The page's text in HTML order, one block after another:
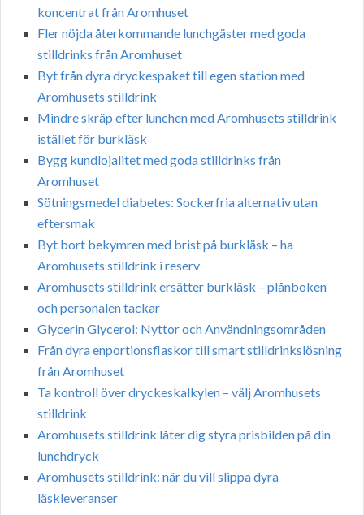
koncentrat från Aromhuset
Fler nöjda återkommande lunchgäster med goda
stilldrinks från Aromhuset
Byt från dyra dryckespaket till egen station med
Aromhusets stilldrink
Mindre skräp efter lunchen med Aromhusets stilldrink
istället för burkläsk
Bygg kundlojalitet med goda stilldrinks från
Aromhuset
Sötningsmedel diabetes: Sockerfria alternativ utan
eftersmak
Byt bort bekymren med brist på burkläsk – ha
Aromhusets stilldrink i reserv
Aromhusets stilldrink ersätter burkläsk – plånboken
och personalen tackar
Glycerin Glycerol: Nyttor och Användningsområden
Från dyra enportionsflaskor till smart stilldrinkslösning
från Aromhuset
Ta kontroll över dryckeskalkylen – välj Aromhusets
stilldrink
Aromhusets stilldrink låter dig styra prisbilden på din
lunchdryck
Aromhusets stilldrink: när du vill slippa dyra
läskleveranser